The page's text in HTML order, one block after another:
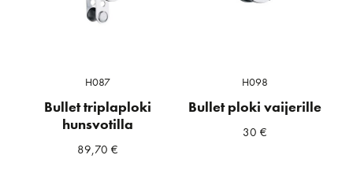
H087
Bullet triplaploki
hunsvotilla
89,70€
H098
Bullet ploki vaijerille
30€